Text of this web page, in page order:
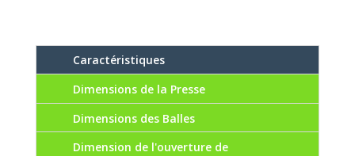
Caractéristiques
Dimensions de la Presse
Dimensions des Balles
Dimension de l'ouverture de